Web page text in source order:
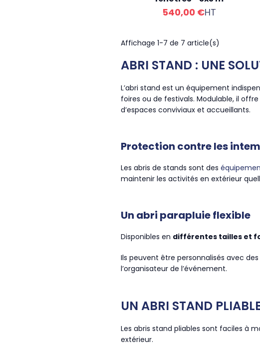
540,00 €HT
Affichage 1-7 de 7 article(s)
ABRI STAND : UNE
L’abri stand est un équipement
foires ou de festivals. Modulable, il
d’espaces conviviaux et accueillants.
Protection contre les
Les abris de stands sont des
maintenir les activités en extérieur
Un abri parapluie flexible
Disponibles en différentes tailles et
Ils peuvent être personnalisés avec
l’organisateur de l’événement.
UN ABRI STAND
Les abris stand pliables sont faciles à
extérieur.